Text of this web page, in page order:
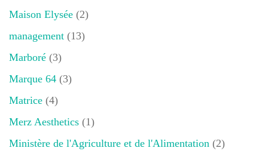
Maison Elysée (2)
management (13)
Marboré (3)
Marque 64 (3)
Matrice (4)
Merz Aesthetics (1)
Ministère de l'Agriculture et de l'Alimentation (2)